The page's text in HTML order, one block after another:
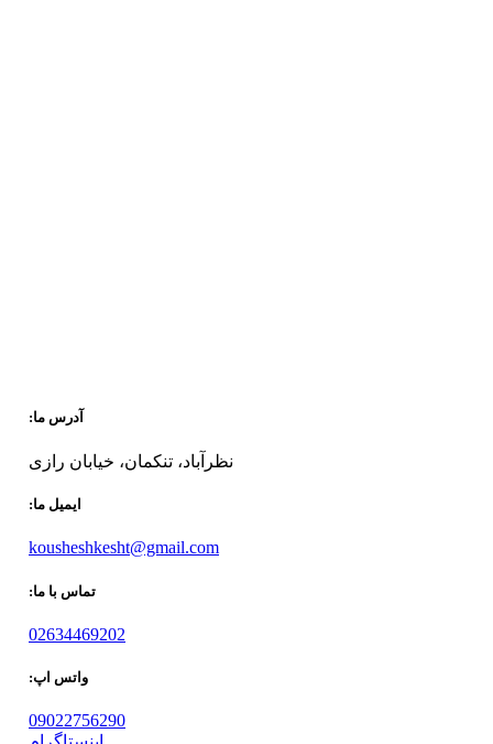
آدرس ما:
نظرآباد، تنکمان، خیابان رازی
ایمیل ما:
kousheshkesht@gmail.com
تماس با ما:
02634469202
واتس اپ:
09022756290